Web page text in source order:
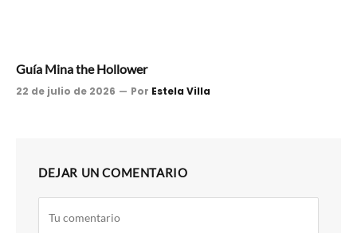
Guía Mina the Hollower
22 de julio de 2026 Por Estela Villa
DEJAR UN COMENTARIO